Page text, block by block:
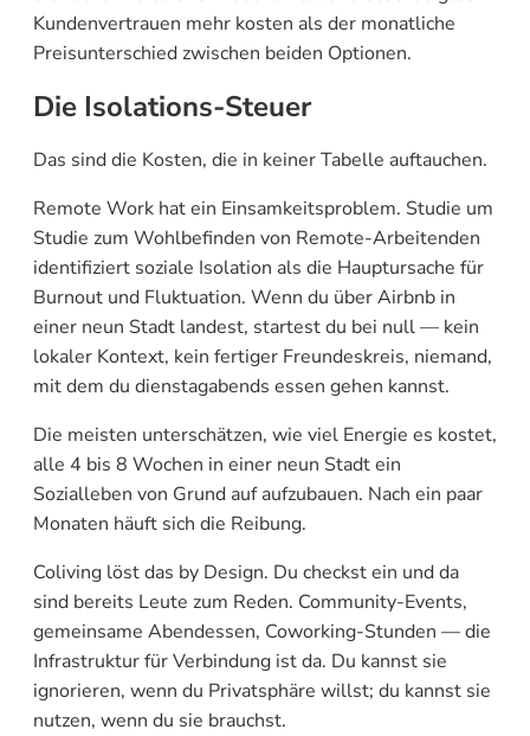
Kundenvertrauen mehr kosten als der monatliche
Preisunterschied zwischen beiden Optionen.
Die Isolations-Steuer
Das sind die Kosten, die in keiner Tabelle auftauchen.
Remote Work hat ein Einsamkeitsproblem. Studie um
Studie zum Wohlbefinden von Remote-Arbeitenden
identifiziert soziale Isolation als die Hauptursache für
Burnout und Fluktuation. Wenn du über Airbnb in
einer neun Stadt landest, startest du bei null — kein
lokaler Kontext, kein fertiger Freundeskreis, niemand,
mit dem du dienstagabends essen gehen kannst.
Die meisten unterschätzen, wie viel Energie es kostet,
alle 4 bis 8 Wochen in einer neun Stadt ein
Sozialleben von Grund auf aufzubauen. Nach ein paar
Monaten häuft sich die Reibung.
Coliving löst das by Design. Du checkst ein und da
sind bereits Leute zum Reden. Community-Events,
gemeinsame Abendessen, Coworking-Stunden — die
Infrastruktur für Verbindung ist da. Du kannst sie
ignorieren, wenn du Privatsphäre willst; du kannst sie
nutzen, wenn du sie brauchst.